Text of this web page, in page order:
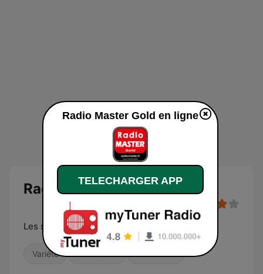
Radio Master Gold
Les souvenirs 80's à 2000's
Variété Années 80 Années 90
Radio Master Gold en ligne
TELECHARGER APP